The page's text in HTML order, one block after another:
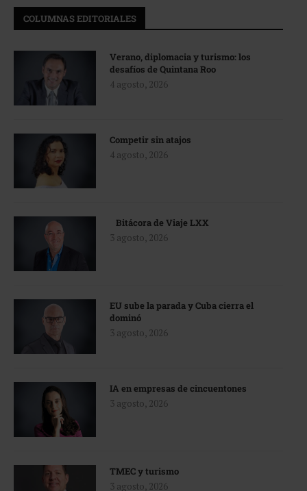
COLUMNAS EDITORIALES
Verano, diplomacia y turismo: los
desafíos de Quintana Roo
4 agosto, 2026
Competir sin atajos
4 agosto, 2026
Bitácora de Viaje LXX
3 agosto, 2026
EU sube la parada y Cuba cierra el
dominó
3 agosto, 2026
IA en empresas de cincuentones
3 agosto, 2026
TMEC y turismo
3 agosto, 2026